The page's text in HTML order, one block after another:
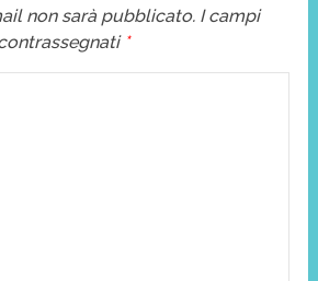
non sarà pubblicato. I campi
*